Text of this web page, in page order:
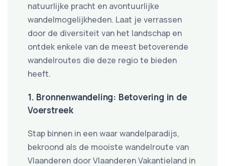
natuurlijke pracht en avontuurlijke
wandelmogelijkheden. Laat je verrassen
door de diversiteit van het landschap en
ontdek enkele van de meest betoverende
wandelroutes die deze regio te bieden
heeft.
1. Bronnenwandeling: Betovering in de
Voerstreek
Stap binnen in een waar wandelparadijs,
bekroond als de mooiste wandelroute van
Vlaanderen door Vlaanderen Vakantieland in